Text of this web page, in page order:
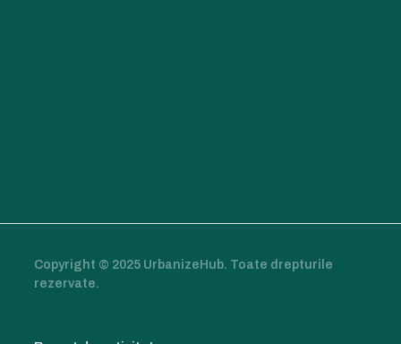
Copyright © 2025 UrbanizeHub. Toate drepturile
rezervate.